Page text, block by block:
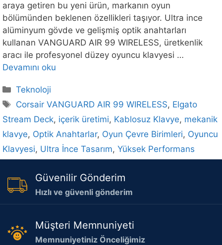
araya getiren bu yeni ürün, markanın oyun
bölümünden beklenen özellikleri taşıyor. Ultra ince
alüminyum gövde ve gelişmiş optik anahtarları
kullanan VANGUARD AIR 99 WIRELESS, üretkenlik
aracı ile profesyonel düzey oyuncu klavyesi …
Devamını oku
Kategoriler
Teknoloji
Etiketler
Corsair VANGUARD AIR 99 WIRELESS, Elgato
Stream Deck, içerik üretimi, Kablosuz Klavye, mekanik
klavye, Optik Anahtarlar, Oyun Çevre Birimleri, Oyuncu
Klavyesi, Ultra İnce Tasarım, Yüksek Performans
Güvenilir Gönderim
Hızlı ve güvenli gönderim
Müşteri Memnuniyeti
Memnuniyetiniz Önceliğimiz